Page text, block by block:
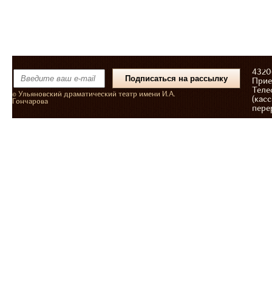
© Ульяновский драматический театр имени И.А.
Гончарова